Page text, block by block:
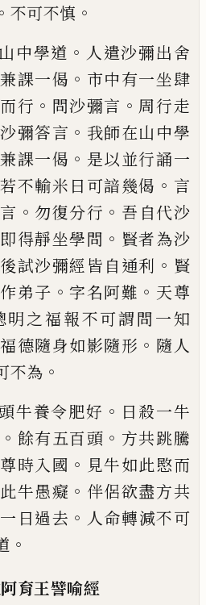
。 不可不慎 。
中學道 。 人遣沙彌出舍
課一偈 。 市中有一坐肆
行 。 問沙彌言 。 周行走
沙彌答言 。 我師在山中學
兼課一偈 。 是以並行誦一
若不輸米日可諳幾偈 。 言
。 勿復分行 。 吾 自代沙
得靜坐學問 。 賢者為沙
試沙彌經皆自通利 。 賢
弟子 。 字名阿難 。 天尊
明之福報不可謂問一知
福德隨身如影隨形 。 隨人
不為 。
牛養令肥好 。 日殺一牛
。 餘有五百頭 。 方共跳騰
時入國 。 見牛如此愍而
此牛愚癡 。 伴侶欲盡方共
一日過去 。 人命轉減不可
。
阿育王譬喻經